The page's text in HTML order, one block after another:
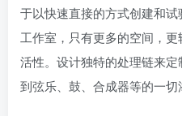
于以快速直接的方式创建和
工作室，只有更多的空间，
活性。设计独特的处理链来
到弦乐、鼓、合成器等的一切